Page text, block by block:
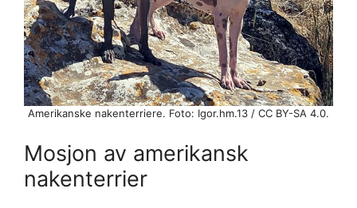
Amerikanske nakenterriere. Foto: Igor.hm.13 / CC BY-SA 4.0.
Mosjon av amerikansk
nakenterrier